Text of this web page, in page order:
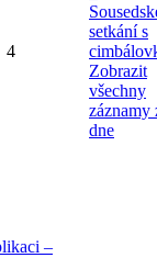
4
setkání s
Zobrazit
všechny
záznamy
dne
–